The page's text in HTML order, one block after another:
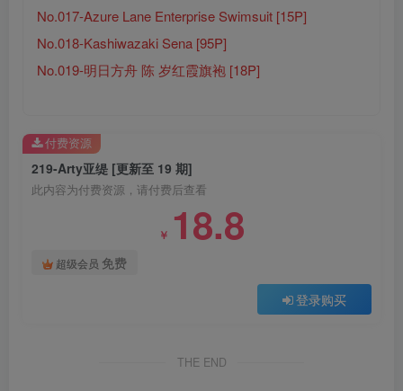
No.017-Azure Lane Enterprise Swimsuit [15P]
No.018-Kashiwazaki Sena [95P]
No.019-明日方舟 陈 岁红霞旗袍 [18P]
219-Arty亚缇 [更新至 19 期]
此内容为付费资源，请付费后查看
￥ 18.8
超级会员 免费
登录购买
付费资源
THE END